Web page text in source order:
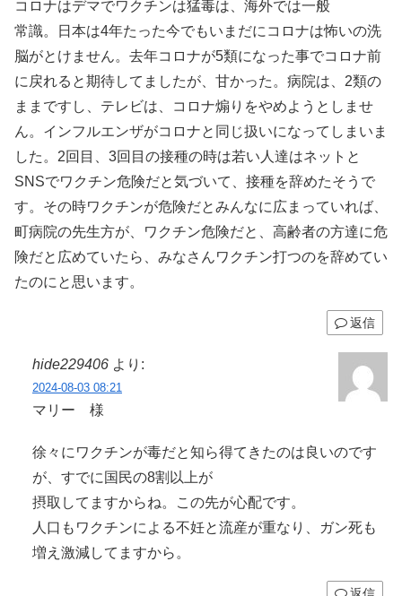
コロナはデマでワクチンは猛毒は、海外では一般
常識。日本は4年たった今でもいまだにコロナは怖いの洗
脳がとけません。去年コロナが5類になった事でコロナ前
に戻れると期待してましたが、甘かった。病院は、2類の
ままですし、テレビは、コロナ煽りをやめようとしませ
ん。インフルエンザがコロナと同じ扱いになってしまいま
した。2回目、3回目の接種の時は若い人達はネットと
SNSでワクチン危険だと気づいて、接種を辞めたそうで
す。その時ワクチンが危険だとみんなに広まっていれば、
町病院の先生方が、ワクチン危険だと、高齢者の方達に危
険だと広めていたら、みなさんワクチン打つのを辞めてい
たのにと思います。
返信
hide229406 より:
2024-08-03 08:21
マリー 様
徐々にワクチンが毒だと知ら得てきたのは良いのです
が、すでに国民の8割以上が
摂取してますからね。この先が心配です。
人口もワクチンによる不妊と流産が重なり、ガン死も
増え激減してますから。